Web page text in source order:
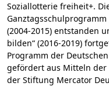
Soziallotterie freiheit+.
(2004-2015) entstanden
bilden“ (2016-2019)
Programm der
gefördert aus Mitteln
der Stiftung Mercator